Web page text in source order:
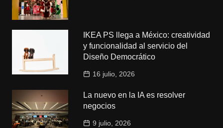
IKEA PS llega a México: creatividad
y funcionalidad al servicio del
Diseño Democrático
16 julio, 2026
La nuevo en la IA es resolver
negocios
9 julio, 2026